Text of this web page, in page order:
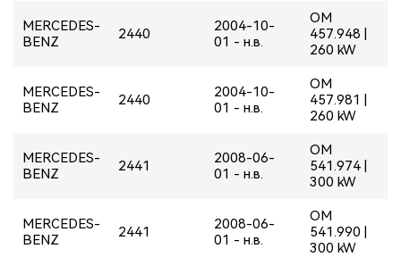
MERCEDES-
BENZ
2440
2004-10-
01 - н.в.
OM
457.948 |
260 kW
MERCEDES-
BENZ
2440
2004-10-
01 - н.в.
OM
457.981 |
260 kW
MERCEDES-
BENZ
2441
2008-06-
01 - н.в.
OM
541.974 |
300 kW
MERCEDES-
BENZ
2441
2008-06-
01 - н.в.
OM
541.990 |
300 kW